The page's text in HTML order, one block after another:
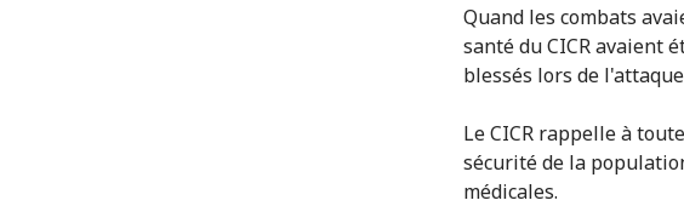
Quand les combats
santé du CICR avaient
blessés lors de
Le CICR rappelle à
sécurité de la
médicales.